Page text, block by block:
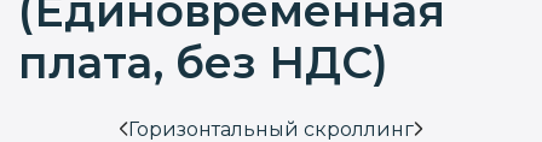
плата, без НДС)
Горизонтальный скроллинг